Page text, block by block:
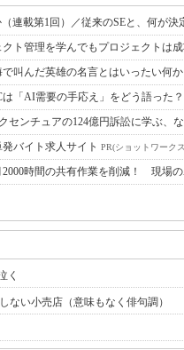
連載第1回）／従来のSEと、何が決
ト管理を学んでもプロジェクトは
叫んだ英雄の名言とはいったい何
は「AI需要の手応え」をどう語った
センチュアの124億円訴訟に学ぶ、
バイト求人サイト PR(ショットワーク
2000時間の共有作業を削減！ 現場
く
ない小売店（意味もなく俳句調）